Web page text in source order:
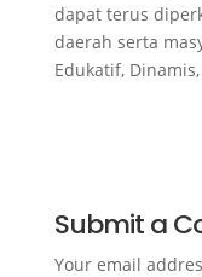
dapat terus
daerah serta
Edukatif,
Submit a
Your email